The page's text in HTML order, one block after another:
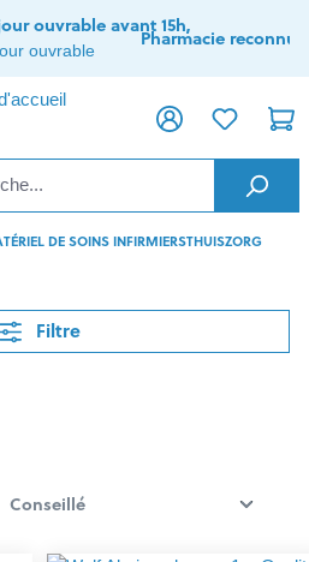
ouvrable avant 15h,
ouvrable
Pharmacie reconnue
DE SOINS INFIRMIERSTHUISZORG
Filtre